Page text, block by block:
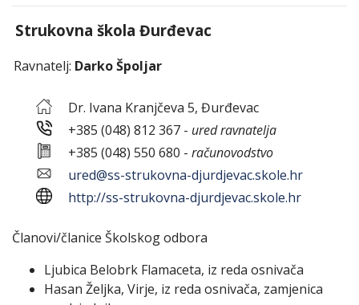
Strukovna škola Đurđevac
Ravnatelj: Darko Špoljar
Dr. Ivana Kranjčeva 5, Đurđevac
+385 (048) 812 367 - ured ravnatelja
+385 (048) 550 680 - računovodstvo
ured@ss-strukovna-djurdjevac.skole.hr
http://ss-strukovna-djurdjevac.skole.hr
Članovi/članice Školskog odbora
Ljubica Belobrk Flamaceta, iz reda osnivača
Hasan Željka, Virje, iz reda osnivača, zamjenica